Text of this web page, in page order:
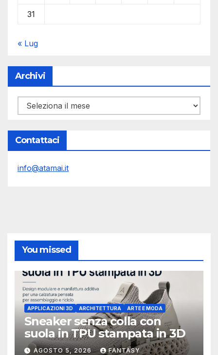
31
« Lug
Archivi
Archivi
Contattaci
info@atamai.it
You missed
APPLICAZIONI 3D ARCHITETTURA ARTE E MODA
Sneaker senza colla con
suola in TPU stampata in 3D
AGOSTO 5, 2026 FANTASY